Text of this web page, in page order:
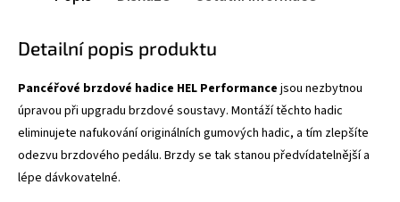
Detailní popis produktu
Pancéřové brzdové hadice HEL Performance jsou nezbytnou
úpravou při upgradu brzdové soustavy. Montáží těchto hadic
eliminujete nafukování originálních gumových hadic, a tím zlepšíte
odezvu brzdového pedálu. Brzdy se tak stanou předvídatelnější a
lépe dávkovatelné.